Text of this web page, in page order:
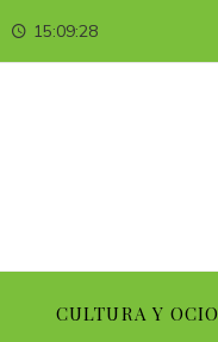
15:09:29
CULTURA Y OCIO